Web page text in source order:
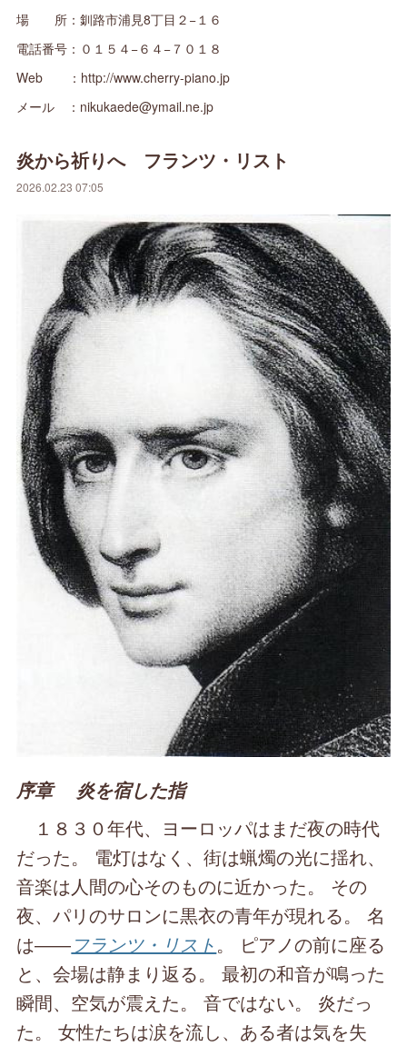
場 所：釧路市浦見8丁目２−１６
電話番号：０１５４−６４−７０１８
Web ：http://www.cherry-piano.jp
メール ：nikukaede@ymail.ne.jp
炎から祈りへ フランツ・リスト
2026.02.23 07:05
序章 炎を宿した指
１８３０年代、ヨーロッパはまだ夜の時代
だった。 電灯はなく、街は蝋燭の光に揺れ、
音楽は人間の心そのものに近かった。 その
夜、パリのサロンに黒衣の青年が現れる。 名
は――フランツ・リスト。 ピアノの前に座る
と、会場は静まり返る。 最初の和音が鳴った
瞬間、空気が震えた。 音ではない。 炎だっ
た。 女性たちは涙を流し、ある者は気を失